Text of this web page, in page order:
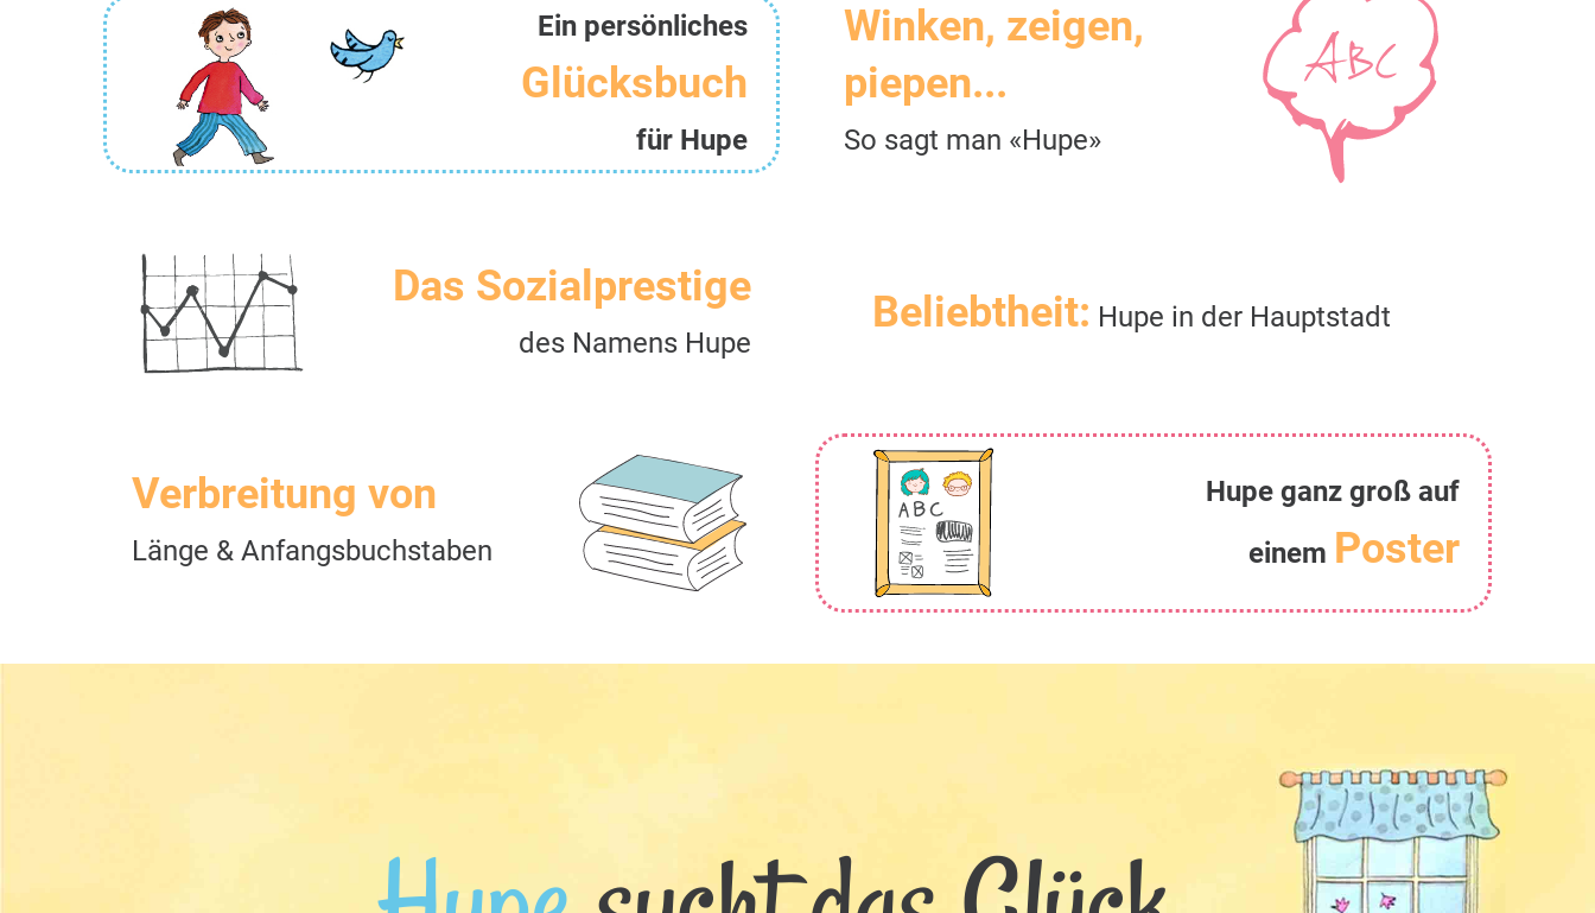
Ein persönliches
Glücksbuch
für Hupe
Winken, zeigen,
piepen...
So sagt man «Hupe»
Das Sozialprestige
des Namens Hupe
Beliebtheit: Hupe in der Hauptstadt
Verbreitung von
Länge & Anfangsbuchstaben
Hupe ganz groß auf
einem Poster